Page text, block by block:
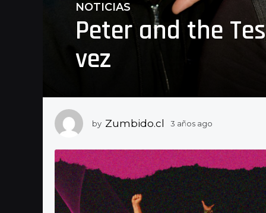
3
a
ñ
s
a
ñ
o
s
a
g
NOTICIAS
Peter and the
vez
by Zumbido.cl 3 años ago
o
s
a
g
o